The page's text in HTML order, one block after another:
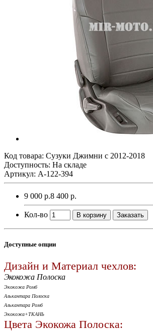
Код товара: Сузуки Джимни с 2012-2018
Доступность: На складе
Артикул: A-122-394
9 000 р.8 400 р.
Кол-во В корзину Заказать
Доступные опции
Дизайн и Материал чехлов:
Экокожа Полоска
Экокожа Ромб
Алькантара Полоска
Алькантара Ромб
Экокожа+ТКАНЬ
Цвета Экокожа Полоска: